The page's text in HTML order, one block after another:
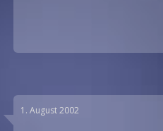
1. August 2002